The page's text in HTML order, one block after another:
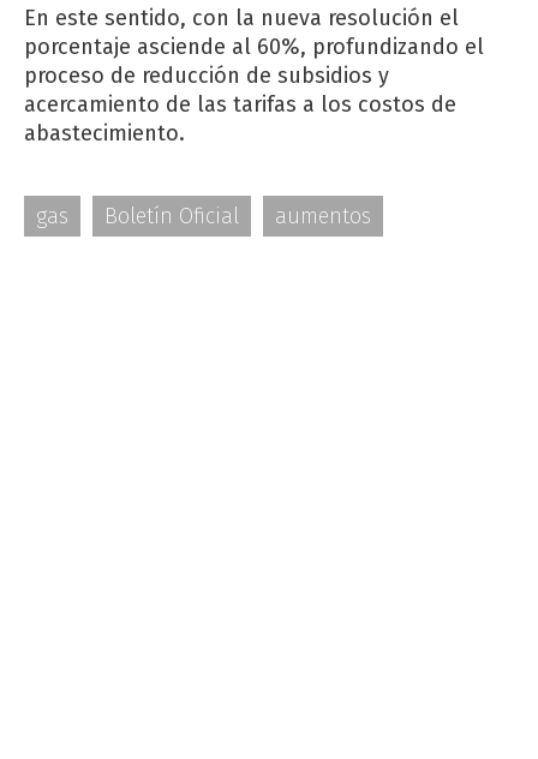
En este sentido, con la nueva resolución el
porcentaje asciende al 60%, profundizando el
proceso de reducción de subsidios y
acercamiento de las tarifas a los costos de
abastecimiento.
gas Boletín Oficial aumentos